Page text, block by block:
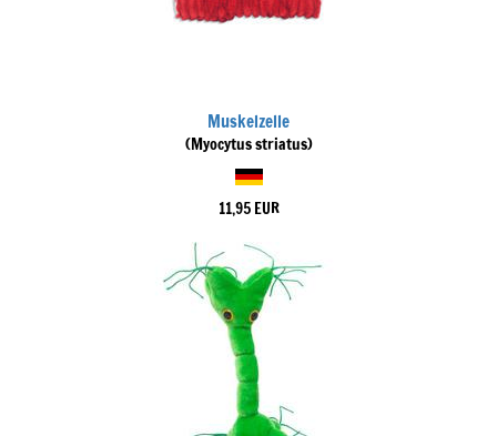
Muskelzelle
(Myocytus striatus)
11,95 EUR